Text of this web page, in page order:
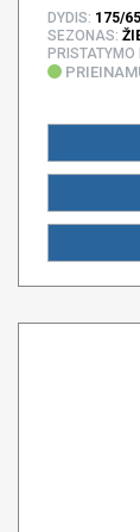
DYDIS: 175/
SEZONAS:
PRISTATYMO